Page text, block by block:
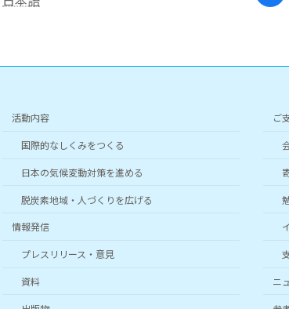
コ
活動内容
国際的なしくみをつくる
日本の気候変動対策を進める
脱炭素地域・人づくりを広げる
情報発信
プレスリリース・意見
資料
ご
ニ